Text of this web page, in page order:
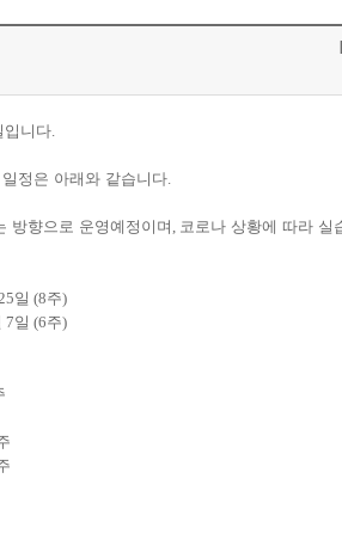
입니다.
정은 아래와 같습니다.
방향으로 운영예정이며 , 코로나 상황에 따라 실
일 (8주)
7일 (6주)